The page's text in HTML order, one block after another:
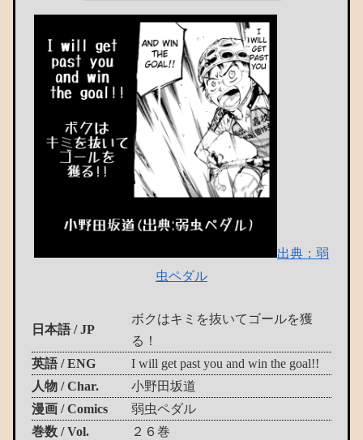
出典：弱
虫ペダル
日本語 / JP
ボクはキミを抜いてゴールを獲
る！
英語 / ENG
I will get past you and win the goal!!
人物 / Char.
小野田坂道
漫画 / Comics
弱虫ペダル
巻数 / Vol.
２６巻